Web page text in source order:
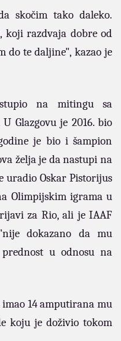
skočim tako daleko.
koji razdvaja dobre od
do te daljine", kazao je
na mitingu sa
Glazgovu je 2016. bio
je bio i šampion
želja je da nastupi na
uradio Oskar Pistorijus
Olimpijskim igrama u
za Rio, ali je IAAF
dokazano da mu
u odnosu na
14 amputirana mu
koju je doživio tokom